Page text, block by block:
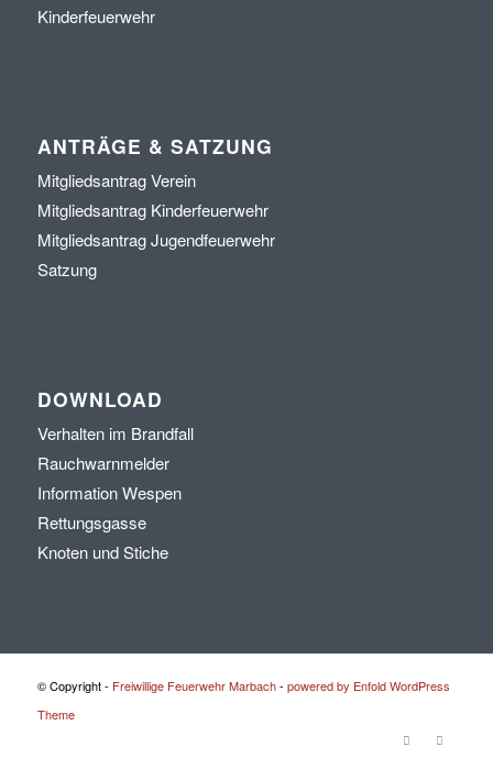
Kinderfeuerwehr
ANTRÄGE & SATZUNG
Mitgliedsantrag Verein
Mitgliedsantrag Kinderfeuerwehr
Mitgliedsantrag Jugendfeuerwehr
Satzung
DOWNLOAD
Verhalten im Brandfall
Rauchwarnmelder
Information Wespen
Rettungsgasse
Knoten und Stiche
© Copyright - Freiwillige Feuerwehr Marbach- powered by Enfold WordPress
Theme